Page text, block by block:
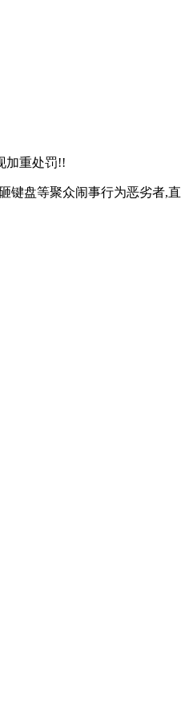
加重处罚!!
键盘等聚众闹事行为恶劣者,